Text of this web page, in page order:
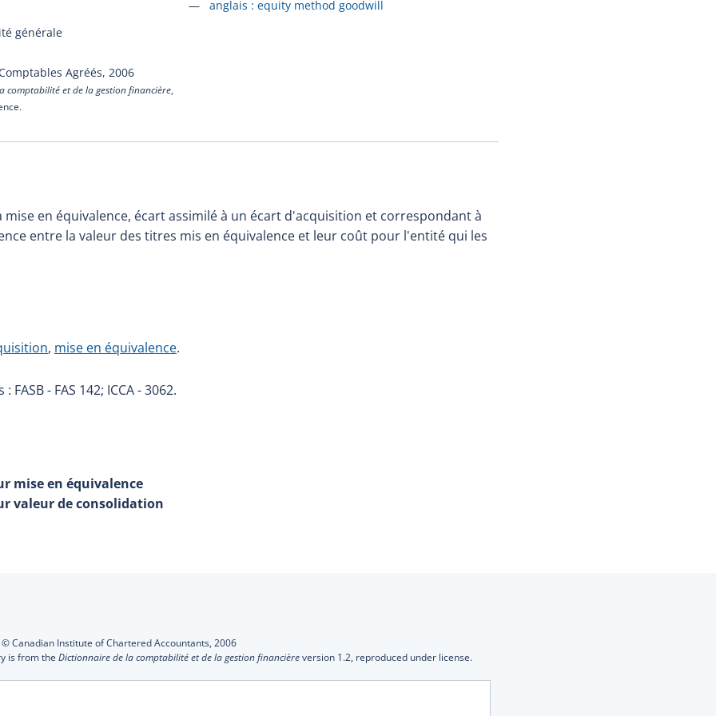
générale
Agréés, 2006
comptabilité et de la gestion financière,
Accéder à la fiche en
anglais : equity method goodwill
mise en équivalence, écart assimilé à un écart d'acquisition et correspondant à
entre la valeur des titres mis en équivalence et leur coût pour l'entité qui les
, mise en équivalence.
- FAS 142; ICCA - 3062.
mise en équivalence
valeur de consolidation
© Canadian Institute of Chartered Accountants, 2006
is from the Dictionnaire de la comptabilité et de la gestion financièreversion 1.2, reproduced under license.